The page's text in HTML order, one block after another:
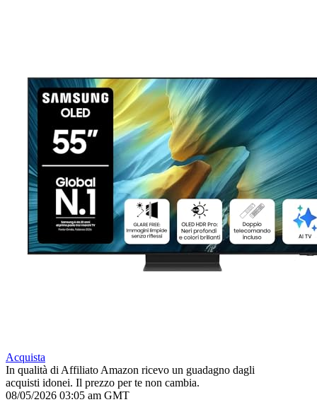
Acquista
In qualità di Affiliato Amazon ricevo un guadagno dagli
acquisti idonei. Il prezzo per te non cambia.
08/05/2026 03:05 am GMT